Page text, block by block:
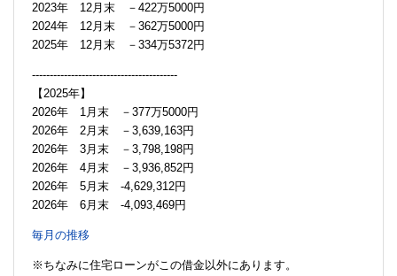
2023年 12月末 －422万5000円
2024年 12月末 －362万5000円
2025年 12月末 －334万5372円
-----------------------------------------
【2025年】
2026年 1月末 －377万5000円
2026年 2月末 －3,639,163円
2026年 3月末 －3,798,198円
2026年 4月末 －3,936,852円
2026年 5月末 -4,629,312円
2026年 6月末 -4,093,469円
毎月の推移
※ちなみに住宅ローンがこの借金以外にあります。